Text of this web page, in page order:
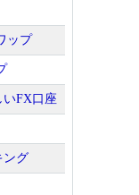
ップ
FX口座
ング